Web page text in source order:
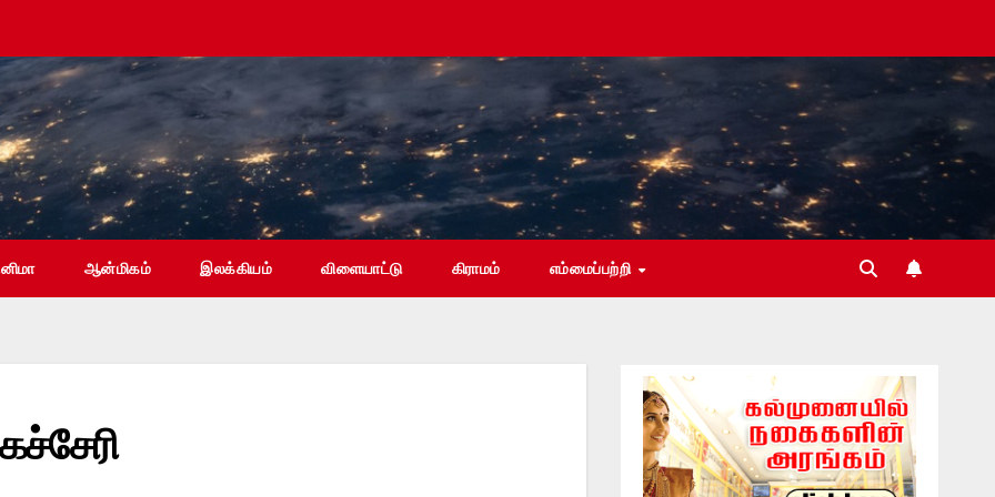
ஆன்மிகம் இலக்கியம் விளையாட்டு கிராமம் எம்மைப்பற்றி